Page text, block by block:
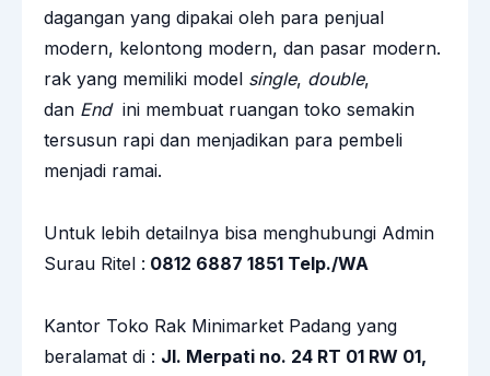
dagangan yang dipakai oleh para penjual
modern, kelontong modern, dan pasar modern.
rak yang memiliki model single, double,
dan Endini membuat ruangan toko semakin
tersusun rapi dan menjadikan para pembeli
menjadi ramai.
Untuk lebih detailnya bisa menghubungi Admin
Surau Ritel : 0812 6887 1851 Telp./WA
Kantor Toko Rak Minimarket Padang yang
beralamat di : Jl. Merpati no. 24 RT 01 RW 01,